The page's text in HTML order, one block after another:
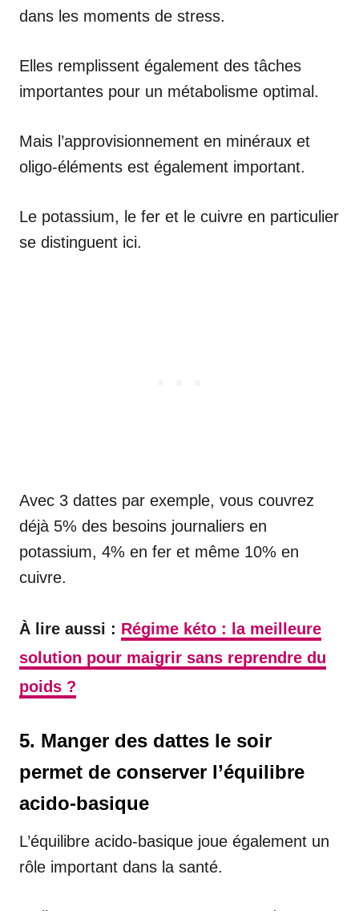
dans les moments de stress.
Elles remplissent également des tâches
importantes pour un métabolisme optimal.
Mais l’approvisionnement en minéraux et
oligo-éléments est également important.
Le potassium, le fer et le cuivre en particulier
se distinguent ici.
Avec 3 dattes par exemple, vous couvrez
déjà 5% des besoins journaliers en
potassium, 4% en fer et même 10% en
cuivre.
À lire aussi : Régime kéto : la meilleure
solution pour maigrir sans reprendre du
poids ?
5. Manger des dattes le soir
permet de conserver l’équilibre
acido-basique
L’équilibre acido-basique joue également un
rôle important dans la santé.